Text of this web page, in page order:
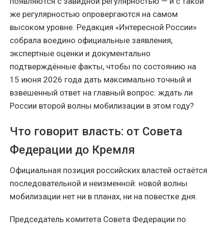
же регулярностью опровергаются на самом
высоком уровне. Редакция «Интересной России»
собрала воедино официальные заявления,
экспертные оценки и документально
подтверждённые факты, чтобы по состоянию на
15 июня 2026 года дать максимально точный и
взвешенный ответ на главный вопрос: ждать ли
России второй волны мобилизации в этом году?
Что говорит власть: от Совета
Федерации до Кремля
Официальная позиция российских властей остаётся
последовательной и неизменной: новой волны
мобилизации нет ни в планах, ни на повестке дня.
Председатель комитета Совета Федерации по